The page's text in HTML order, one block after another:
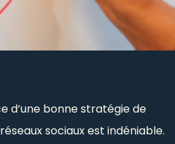
d’une bonne stratégie de
sociaux est indéniable.